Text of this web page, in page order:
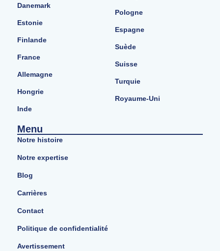
Danemark
Estonie
Finlande
France
Allemagne
Hongrie
Inde
Pologne
Espagne
Suède
Suisse
Turquie
Royaume-Uni
Menu
Notre histoire
Notre expertise
Blog
Carrières
Contact
Politique de confidentialité
Avertissement